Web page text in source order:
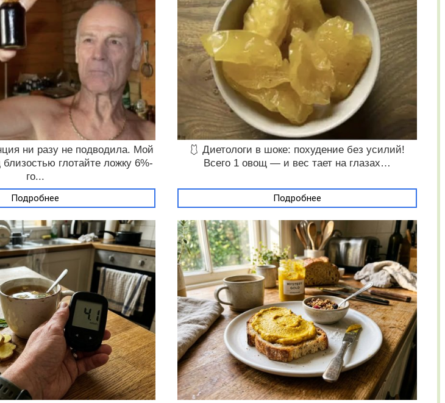
ни разу не подводила. Мой
глотайте ложку 6%-
го...
Подробнее
🩱 Диетологи в шоке: похудение без усилий!
Всего 1 овощ — и вес тает на глазах…
Подробнее